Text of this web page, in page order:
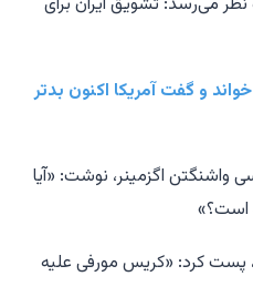
و گفت آمریکا اکنون بدتر
واشنگتن اگزمینر، نوشت: «آیا
است؟»
پست کرد: «کریس مورفی علیه